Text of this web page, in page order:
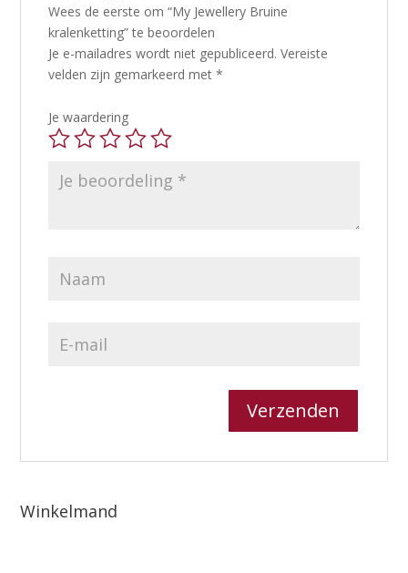
Wees de eerste om “My Jewellery Bruine
kralenketting” te beoordelen
Je e-mailadres wordt niet gepubliceerd. Vereiste
velden zijn gemarkeerd met*
Je waardering
Winkelmand